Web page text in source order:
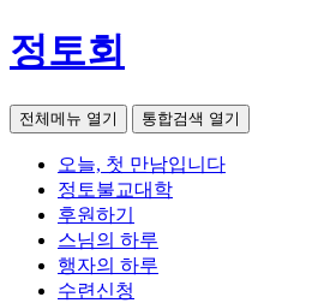
정토회
전체메뉴 열기 통합검색 열기
오늘, 첫 만남입니다
정토불교대학
후원하기
스님의 하루
행자의 하루
수련신청